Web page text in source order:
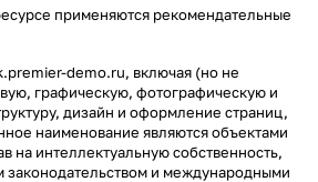
применяются рекомендательные
demo.ru, включая (но не
графическую, фотографическую и
дизайн и оформление страниц,
наименование являются объектами
на интеллектуальную собственность,
и международными